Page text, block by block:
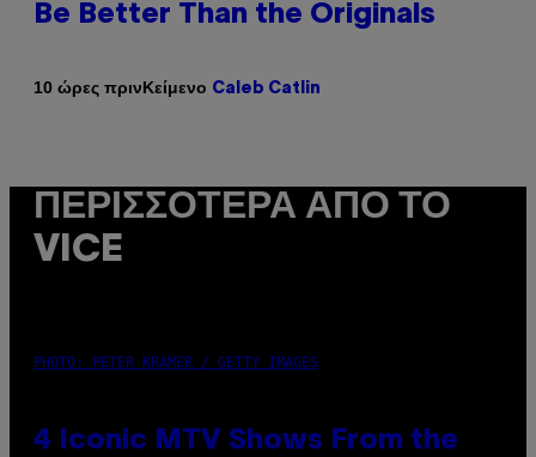
Be Better Than the Originals
10 ώρες πρινΚείμενο Caleb Catlin
ΠΕΡΙΣΣΌΤΕΡΑ ΑΠΌ ΤΟ
VICE
PHOTO: PETER KRAMER / GETTY IMAGES
4 Iconic MTV Shows From the